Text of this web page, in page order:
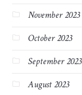
November 2023
October 2023
September 2023
August 2023